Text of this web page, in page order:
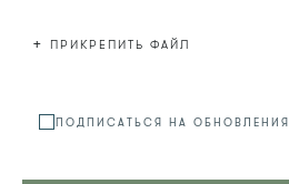
+ ПРИКРЕПИТЬ ФАЙЛ
ПОДПИСАТЬСЯ НА ОБНОВЛЕНИЯ